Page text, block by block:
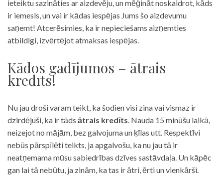
ieteiktu sazināties ar aizdevēju, un mēģināt noskaidrot, kāds
ir iemesls, un vai ir kādas iespējas Jums šo aizdevumu
saņemt! Atcerēsimies, ka ir nepieciešams aizņemties
atbildīgi, izvērtējot atmaksas iespējas.
Kādos gadījumos – ātrais
kredīts!
Nu jau droši varam teikt, ka šodien visi zina vai vismaz ir
dzirdējuši, ka ir tāds ātrais kredīts. Nauda 15 minūšu laikā,
neizejot no mājām, bez galvojuma un ķīlas utt. Respektīvi
nebūs pārspīlēti teikts, ja apgalvošu, ka nu jau tā ir
neatņemama mūsu sabiedrības dzīves sastāvdaļa. Un kāpēc
gan lai tā nebūtu, ja zinām, ka tas ir ātri, ērti un vienkārši.